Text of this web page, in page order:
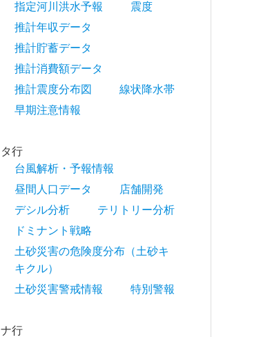
指定河川洪水予報
震度
推計年収データ
推計貯蓄データ
推計消費額データ
推計震度分布図
線状降水帯
早期注意情報
タ行
台風解析・予報情報
昼間人口データ
店舗開発
デシル分析
テリトリー分析
ドミナント戦略
土砂災害の危険度分布（土砂キ
キクル）
土砂災害警戒情報
特別警報
ナ行